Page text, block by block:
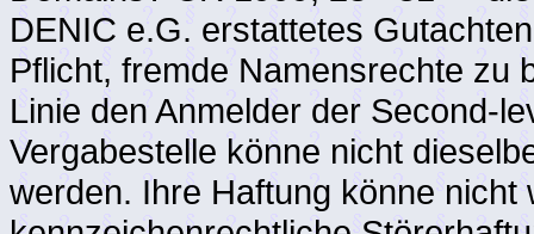
DENIC e.G. erstattetes
Pflicht, fremde Namensrechte zu
Linie den Anmelder der Second-
Vergabestelle könne nicht
werden. Ihre Haftung könne